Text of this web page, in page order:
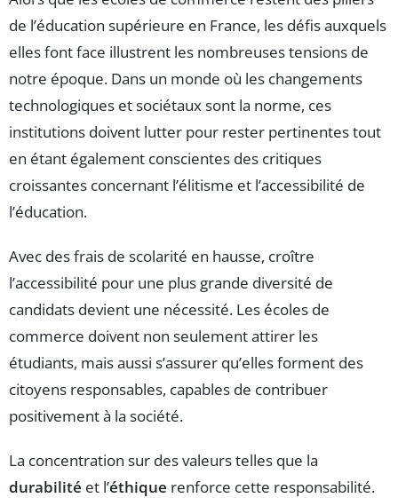
de l’éducation supérieure en France, les défis auxquels
elles font face illustrent les nombreuses tensions de
notre époque. Dans un monde où les changements
technologiques et sociétaux sont la norme, ces
institutions doivent lutter pour rester pertinentes tout
en étant également conscientes des critiques
croissantes concernant l’élitisme et l’accessibilité de
l’éducation.
Avec des frais de scolarité en hausse, croître
l’accessibilité pour une plus grande diversité de
candidats devient une nécessité. Les écoles de
commerce doivent non seulement attirer les
étudiants, mais aussi s’assurer qu’elles forment des
citoyens responsables, capables de contribuer
positivement à la société.
La concentration sur des valeurs telles que la
durabilité et l’éthique renforce cette responsabilité.